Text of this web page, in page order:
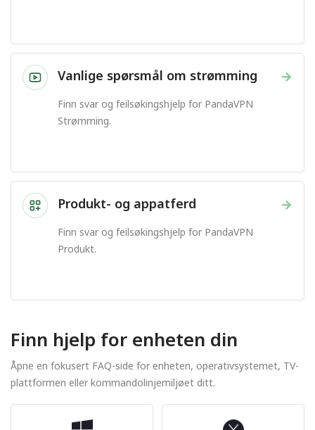
→
Vanlige spørsmål om strømming
Finn svar og feilsøkingshjelp for PandaVPN
Strømming.
→
Produkt- og appatferd
Finn svar og feilsøkingshjelp for PandaVPN
Produkt.
Finn hjelp for enheten din
Åpne en fokusert FAQ-side for enheten, operativsystemet, TV-
plattformen eller kommandolinjemiljøet ditt.